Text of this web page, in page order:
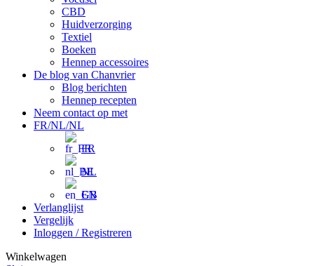
CBD
Huidverzorging
Textiel
Boeken
Hennep accessoires
De blog van Chanvrier
Blog berichten
Hennep recepten
Neem contact op met
FR/NL/NL
FR
NL
EN
Verlanglijst
Vergelijk
Inloggen / Registreren
Winkelwagen